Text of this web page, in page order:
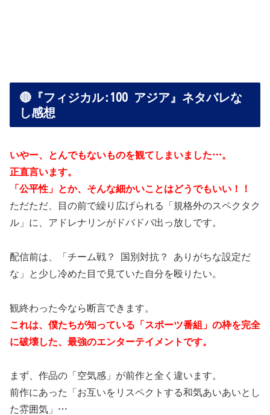
🔴『フィジカル:100 アジア』ネタバレな
し感想
いやー、とんでもないものを観てしまいました…。
正直言います。
「公平性」とか、そんな細かいことはどうでもいい！！
ただただ、目の前で繰り広げられる「規格外のスペクタク
ル」に、アドレナリンがドバドバ出っ放しです。
配信前は、「チーム戦？ 国別対抗？ ありがちな設定だ
な」と少し冷めた目で見ていた自分を殴りたい。
観終わった今なら断言できます。
これは、僕たちが知っている「スポーツ番組」の枠を完全
に破壊した、最強のエンターテイメントです。
まず、作品の「空気感」が前作と全く違います。
前作にあった「お互いをリスペクトする和気あいあいとし
た雰囲気」…